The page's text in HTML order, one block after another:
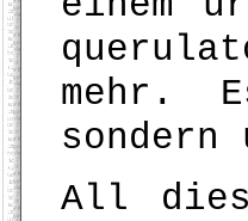
mehr.
All